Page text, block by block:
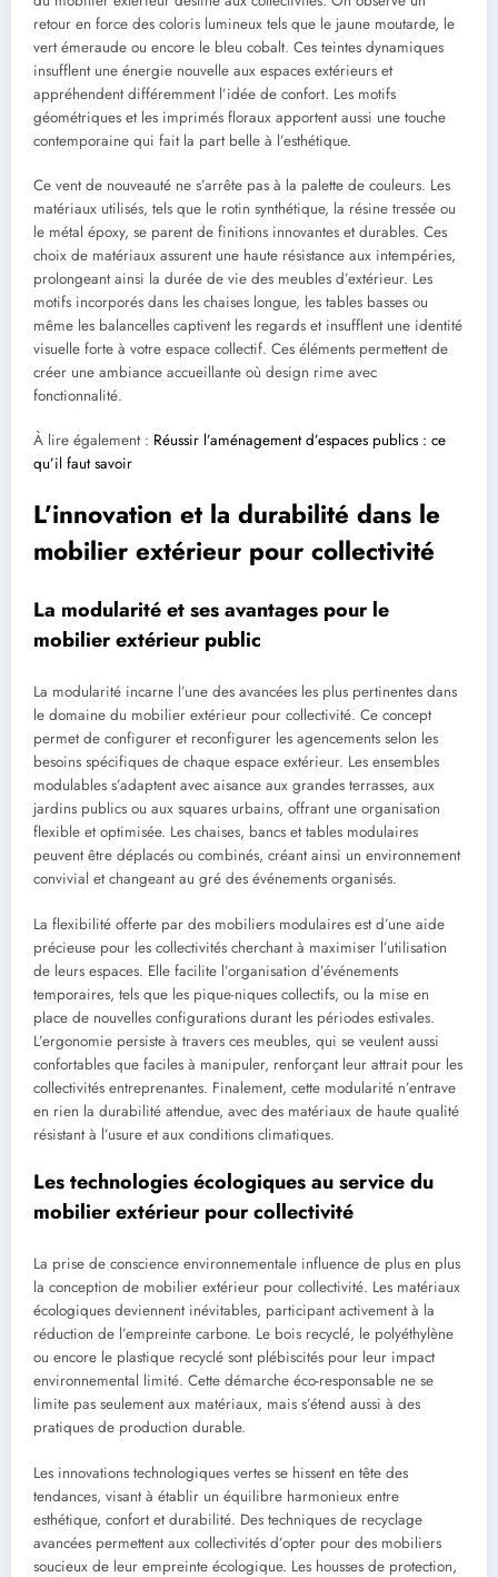
retour en force des coloris lumineux tels que le jaune moutarde, le
vert émeraude ou encore le bleu cobalt. Ces teintes dynamiques
insufflent une énergie nouvelle aux espaces extérieurs et
appréhendent différemment l’idée de confort. Les motifs
géométriques et les imprimés floraux apportent aussi une touche
contemporaine qui fait la part belle à l’esthétique.
Ce vent de nouveauté ne s’arrête pas à la palette de couleurs. Les
matériaux utilisés, tels que le rotin synthétique, la résine tressée ou
le métal époxy, se parent de finitions innovantes et durables. Ces
choix de matériaux assurent une haute résistance aux intempéries,
prolongeant ainsi la durée de vie des meubles d’extérieur. Les
motifs incorporés dans les chaises longue, les tables basses ou
même les balancelles captivent les regards et insufflent une identité
visuelle forte à votre espace collectif. Ces éléments permettent de
créer une ambiance accueillante où design rime avec
fonctionnalité.
À lire également : Réussir l’aménagement d’espaces publics : ce
qu’il faut savoir
L’innovation et la durabilité dans le
mobilier extérieur pour collectivité
La modularité et ses avantages pour le
mobilier extérieur public
La modularité incarne l’une des avancées les plus pertinentes dans
le domaine du mobilier extérieur pour collectivité. Ce concept
permet de configurer et reconfigurer les agencements selon les
besoins spécifiques de chaque espace extérieur. Les ensembles
modulables s’adaptent avec aisance aux grandes terrasses, aux
jardins publics ou aux squares urbains, offrant une organisation
flexible et optimisée. Les chaises, bancs et tables modulaires
peuvent être déplacés ou combinés, créant ainsi un environnement
convivial et changeant au gré des événements organisés.
La flexibilité offerte par des mobiliers modulaires est d’une aide
précieuse pour les collectivités cherchant à maximiser l’utilisation
de leurs espaces. Elle facilite l’organisation d’événements
temporaires, tels que les pique-niques collectifs, ou la mise en
place de nouvelles configurations durant les périodes estivales.
L’ergonomie persiste à travers ces meubles, qui se veulent aussi
confortables que faciles à manipuler, renforçant leur attrait pour les
collectivités entreprenantes. Finalement, cette modularité n’entrave
en rien la durabilité attendue, avec des matériaux de haute qualité
résistant à l’usure et aux conditions climatiques.
Les technologies écologiques au service du
mobilier extérieur pour collectivité
La prise de conscience environnementale influence de plus en plus
la conception de mobilier extérieur pour collectivité. Les matériaux
écologiques deviennent inévitables, participant activement à la
réduction de l’empreinte carbone. Le bois recyclé, le polyéthylène
ou encore le plastique recyclé sont plébiscités pour leur impact
environnemental limité. Cette démarche éco-responsable ne se
limite pas seulement aux matériaux, mais s’étend aussi à des
pratiques de production durable.
Les innovations technologiques vertes se hissent en tête des
tendances, visant à établir un équilibre harmonieux entre
esthétique, confort et durabilité. Des techniques de recyclage
avancées permettent aux collectivités d’opter pour des mobiliers
soucieux de leur empreinte écologique. Les housses de protection,